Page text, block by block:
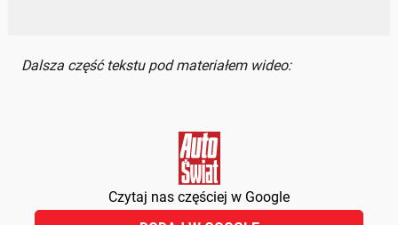
Dalsza część tekstu pod materiałem wideo:
Czytaj nas częściej w Google